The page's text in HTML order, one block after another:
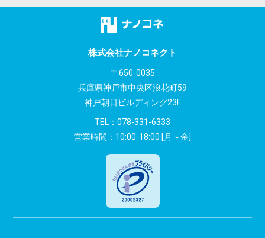
ゲ
株式会社ナノコネクト
〒650-0035
兵庫県神戸市中央区浪花町59
神戸朝日ビルディング23F
TEL： 078-331-6333
営業時間：10:00-18:00 [月～金]